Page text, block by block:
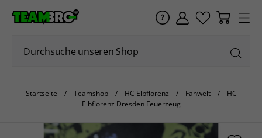
Startseite Teamshop HC Elbflorenz Fanwelt
HC
Elbflorenz Dresden Feuerzeug